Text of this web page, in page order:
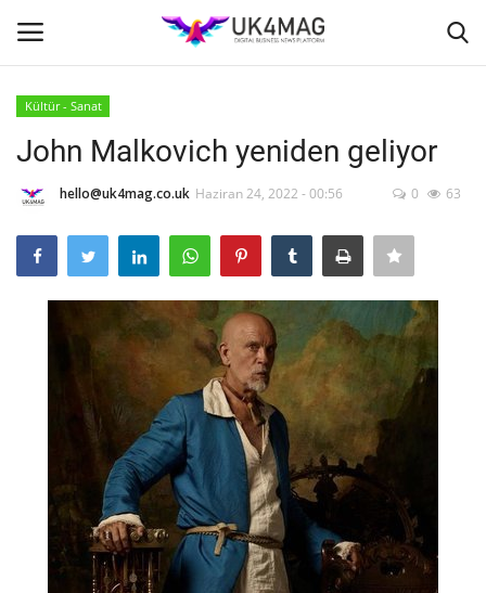
Ana Sayfa
TVNET
TOPLUM
İş Platformu
Londra
Seri İlanlar
İngiltere
Kültür - Sanat
John Malkovich yeniden geliyor
hello@uk4mag.co.uk Haziran 24, 2022 - 00:56 0 63